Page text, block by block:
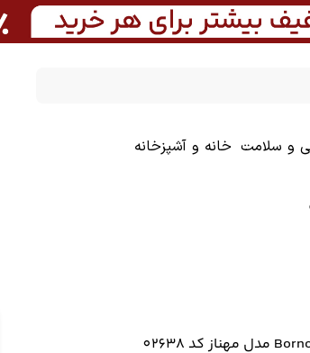
و سلامت خانه و آشپزخانه